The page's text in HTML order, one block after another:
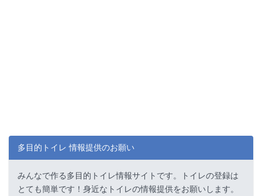
多目的トイレ 情報提供のお願い
みんなで作る多目的トイレ情報サイトです。トイレの登録は
とても簡単です！身近なトイレの情報提供をお願いします。